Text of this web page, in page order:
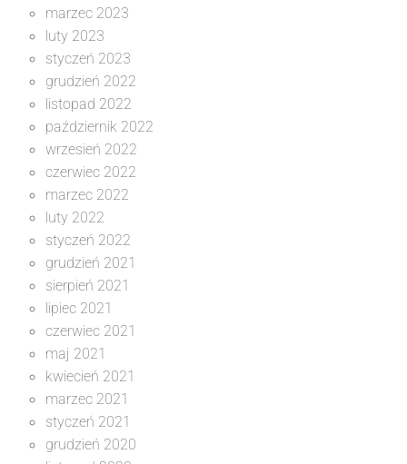
marzec 2023
luty 2023
styczeń 2023
grudzień 2022
listopad 2022
październik 2022
wrzesień 2022
czerwiec 2022
marzec 2022
luty 2022
styczeń 2022
grudzień 2021
sierpień 2021
lipiec 2021
czerwiec 2021
maj 2021
kwiecień 2021
marzec 2021
styczeń 2021
grudzień 2020